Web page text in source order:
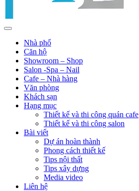
Nhà phố
Căn hộ
Showroom – Shop
Salon -Spa – Nail
Cafe – Nhà hàng
Văn phòng
Khách sạn
Hạng mục
Thiết kế và thi công quán cafe
Thiết kế và thi công salon
Bài viết
Dự án hoàn thành
Phong cách thiết kế
Tips nội thất
Tips xây dựng
Media video
Liên hệ